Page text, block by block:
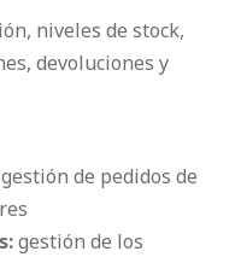
niveles de stock,
devoluciones y
gestión de pedidos de
gestión de los